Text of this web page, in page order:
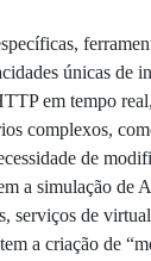
únicas de
em tempo
complexos,
de
a simulação de
serviços de
a criação de